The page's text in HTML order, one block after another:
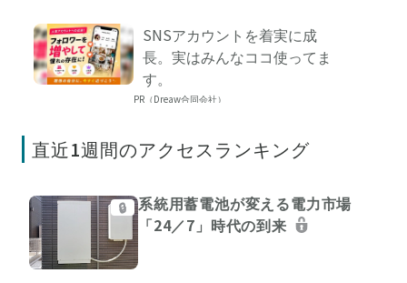
SNSアカウントを着実に成
長。実はみんなココ使ってま
す。
PR（Dreaw合同会社）
直近1週間のアクセスランキング
🔒
系統用蓄電池が変える電力市場
「24／7」時代の到来